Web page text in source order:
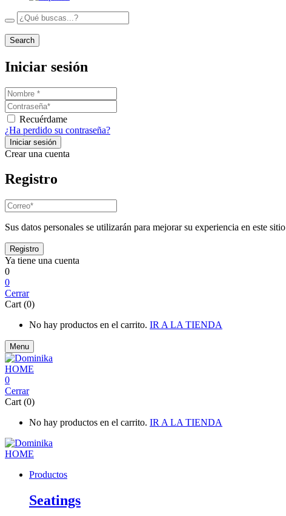
Search
Iniciar sesión
Recuérdame
¿Ha perdido su contraseña?
Crear una cuenta
Registro
Sus datos personales se utilizarán para mejorar su experiencia en este
Ya tiene una cuenta
0
0
Cerrar
Cart (0)
No hay productos en el carrito. IR A LA TIENDA
Menu
0
Cerrar
Cart (0)
No hay productos en el carrito. IR A LA TIENDA
Productos
Seatings